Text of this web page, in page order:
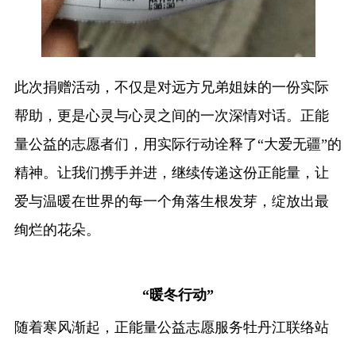
此次捐赠活动，不仅是对远方兄弟姐妹的一份实际
帮助，更是心灵与心灵之间的一次深情对话。正能
量公益的志愿者们，用实际行动诠释了“大爱无疆”的
精神。让我们携手并进，继续传递这份正能量，让
爱与温暖在世界的每一个角落生根发芽，绽放出最
绚烂的花朵。
“暖冬行动”
随着寒风渐起，正能量公益志愿服务牡丹江联络站